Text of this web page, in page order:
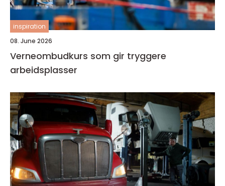
inspiration
08. June 2026
Verneombudkurs som gir tryggere
arbeidsplasser